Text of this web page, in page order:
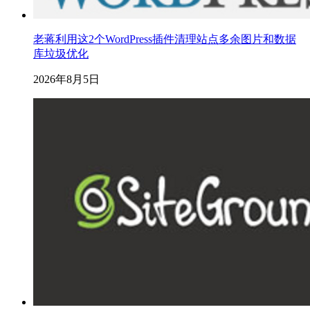
老蒋利用这2个WordPress插件清理站点多余图片和数据
库垃圾优化
2026年8月5日